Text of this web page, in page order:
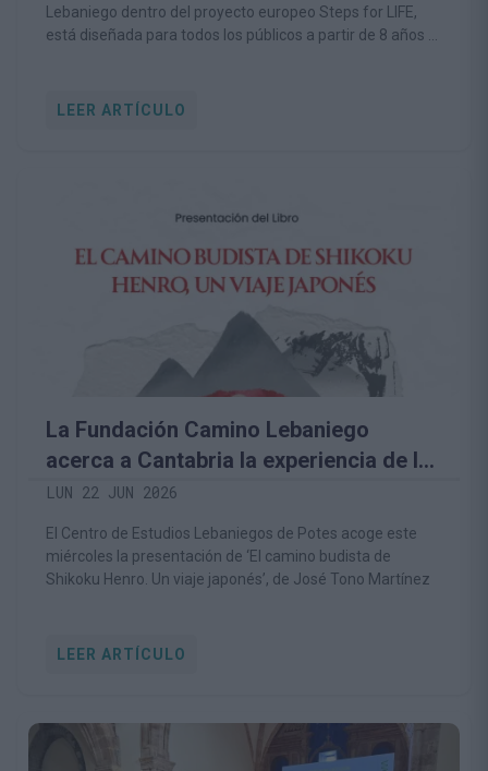
Lebaniego dentro del proyecto europeo Steps for LIFE,
está diseñada para todos los públicos a partir de 8 años e
LEER ARTÍCULO
La Fundación Camino Lebaniego
acerca a Cantabria la experiencia de la
gran peregrinación budista de Japón
LUN 22 JUN 2026
El Centro de Estudios Lebaniegos de Potes acoge este
miércoles la presentación de ‘El camino budista de
Shikoku Henro. Un viaje japonés’, de José Tono Martínez
LEER ARTÍCULO